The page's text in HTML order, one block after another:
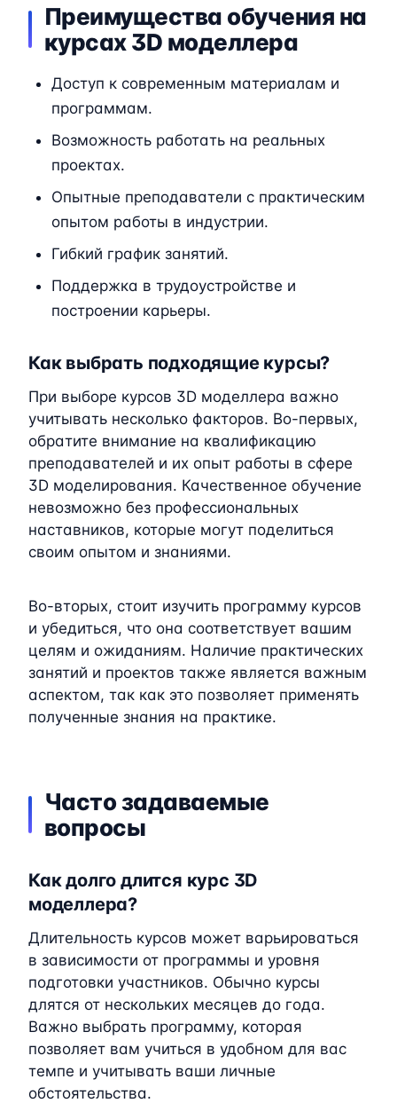
Преимущества обучения на
курсах 3D моделлера
Доступ к современным материалам и
программам.
Возможность работать на реальных
проектах.
Опытные преподаватели с практическим
опытом работы в индустрии.
Гибкий график занятий.
Поддержка в трудоустройстве и
построении карьеры.
Как выбрать подходящие курсы?
При выборе курсов 3D моделлера важно
учитывать несколько факторов. Во-первых,
обратите внимание на квалификацию
преподавателей и их опыт работы в сфере
3D моделирования. Качественное обучение
невозможно без профессиональных
наставников, которые могут поделиться
своим опытом и знаниями.
Во-вторых, стоит изучить программу курсов
и убедиться, что она соответствует вашим
целям и ожиданиям. Наличие практических
занятий и проектов также является важным
аспектом, так как это позволяет применять
полученные знания на практике.
Часто задаваемые
вопросы
Как долго длится курс 3D
моделлера?
Длительность курсов может варьироваться
в зависимости от программы и уровня
подготовки участников. Обычно курсы
длятся от нескольких месяцев до года.
Важно выбрать программу, которая
позволяет вам учиться в удобном для вас
темпе и учитывать ваши личные
обстоятельства.